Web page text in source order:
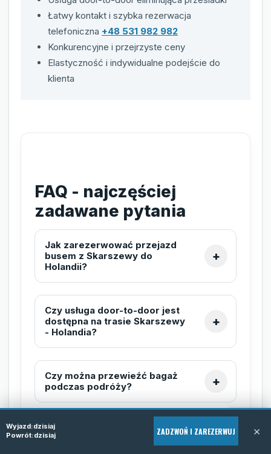
Łatwy kontakt i szybka rezerwacja
telefoniczna +48 531 982 982
Konkurencyjne i przejrzyste ceny
Elastyczność i indywidualne podejście do
klienta
FAQ - najczęściej
zadawane pytania
Jak zarezerwować przejazd
busem z Skarszewy do
Holandii?
Czy usługa door-to-door jest
dostępna na trasie Skarszewy
- Holandia?
Czy można przewieźć bagaż
podczas podróży?
Jak długo trwa podróż busem
ze Skarszewy do Holandii?
Wyjazd:dzisiaj
Powrót:dzisiaj ZADZWOŃ I ZAREZERWUJ ×